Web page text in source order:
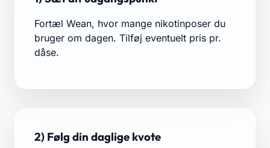
Fortæl Wean, hvor mange nikotinposer du
bruger om dagen. Tilføj eventuelt pris pr.
dåse.
2) Følg din daglige kvote